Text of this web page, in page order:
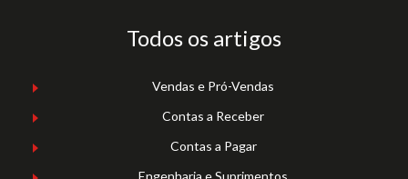
Todos os artigos
Vendas e Pró-Vendas
Contas a Receber
Contas a Pagar